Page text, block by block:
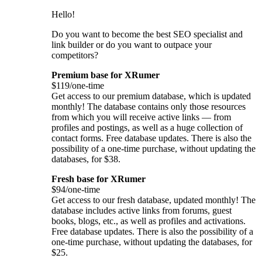
Hello!
Do you want to become the best SEO specialist and
link builder or do you want to outpace your
competitors?
Premium base for XRumer
$119/one-time
Get access to our premium database, which is updated
monthly! The database contains only those resources
from which you will receive active links — from
profiles and postings, as well as a huge collection of
contact forms. Free database updates. There is also the
possibility of a one-time purchase, without updating the
databases, for $38.
Fresh base for XRumer
$94/one-time
Get access to our fresh database, updated monthly! The
database includes active links from forums, guest
books, blogs, etc., as well as profiles and activations.
Free database updates. There is also the possibility of a
one-time purchase, without updating the databases, for
$25.